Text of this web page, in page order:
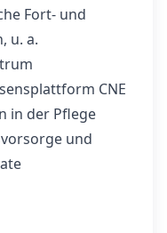
Fort- und
u. a.
CNE
in der Pflege
und